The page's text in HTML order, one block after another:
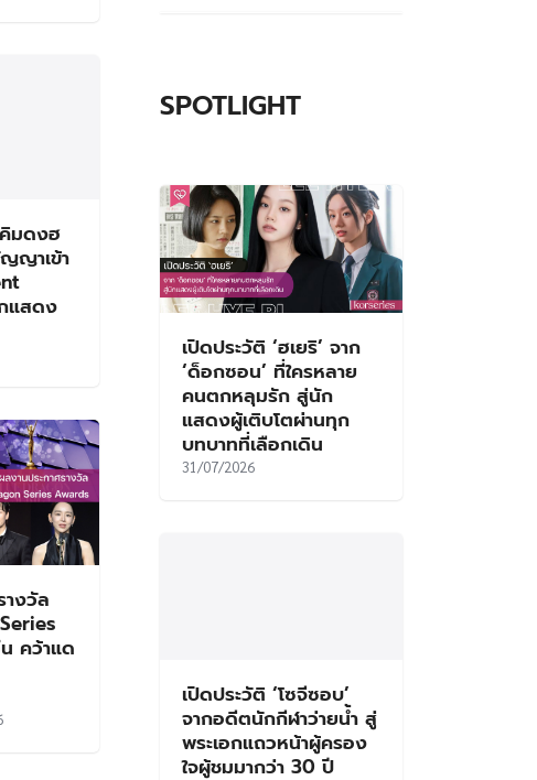
คิมดงฮ
ญาเข้า
แสดง
างวัล
คว้าแด
SPOTLIGHT
เปิดประวัติ ‘ฮเยริ’ จาก
‘ด็อกซอน’ ที่ใครหลาย
คนตกหลุมรัก สู่นัก
แสดงผู้เติบโตผ่านทุก
บทบาทที่เลือกเดิน
31/07/2026
เปิดประวัติ ‘โซจีซอบ’
จากอดีตนักกีฬาว่ายน้ำ สู่
พระเอกแถวหน้าผู้ครอง
ใจผู้ชมมากว่า 30 ปี